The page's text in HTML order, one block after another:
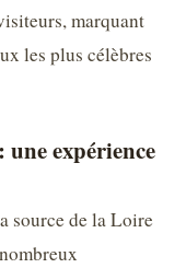
marquant
les plus célèbres
expérience
source de la Loire